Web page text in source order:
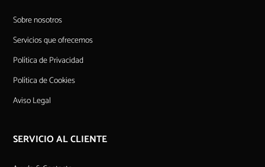
Sobre nosotros
Servicios que ofrecemos
Política de Privacidad
Política de Cookies
Aviso Legal
SERVICIO AL CLIENTE